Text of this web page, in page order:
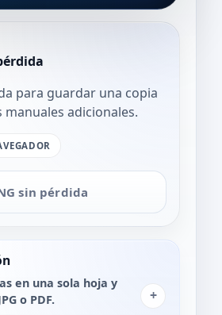
para guardar una copia
manuales adicionales.
sin pérdida
en una sola hoja y
o PDF.
+